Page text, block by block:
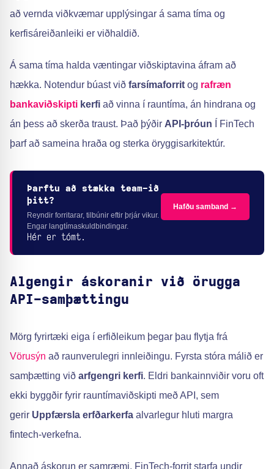
að vernda viðkvæmar upplýsingar á sama tíma og
kerfisáreiðanleiki er viðhaldið.
Á sama tíma halda væntingar viðskiptavina áfram að
hækka. Notendur búast við farsímaforrit og rafræn
bankaviðskipti kerfi að vinna í rauntíma, án hindrana og
án þess að skerða traust. Það þýðir API-þróun Í FinTech
þarf að sameina hraða og sterka öryggisarkitektúr.
Þarftu að stækka team-ið
þitt?
Reyndir forritarar, tilbúnir eftir þrjár vikur.
Engar langtímaskuldbindingar.
Hér er tómt.
Hafðu samband →
Algengir áskoranir við örugga
API-samþættingu
Mörg fyrirtæki eiga í erfiðleikum þegar þau flytja frá
Vörusýn að raunverulegri innleiðingu. Fyrsta stóra málið er
samþætting við arfgengri kerfi. Eldri bankainnviðir voru oft
ekki byggðir fyrir rauntímaviðskipti með API, sem
gerir Uppfærsla erfðarkerfa alvarlegur hluti margra
fintech-verkefna.
Annað áskorun er samræmi. FinTech-forrit starfa undir